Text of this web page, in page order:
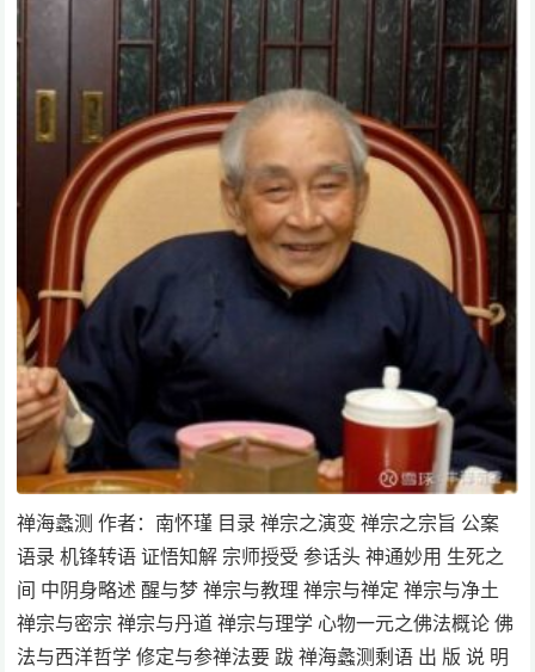
禅海蠡测 作者：南怀瑾 目录 禅宗之演变 禅宗之宗旨 公案
语录 机锋转语 证悟知解 宗师授受 参话头 神通妙用 生死之
间 中阴身略述 醒与梦 禅宗与教理 禅宗与禅定 禅宗与净土
禅宗与密宗 禅宗与丹道 禅宗与理学 心物一元之佛法概论 佛
法与西洋哲学 修定与参禅法要 跋 禅海蠡测剩语 出 版 说 明